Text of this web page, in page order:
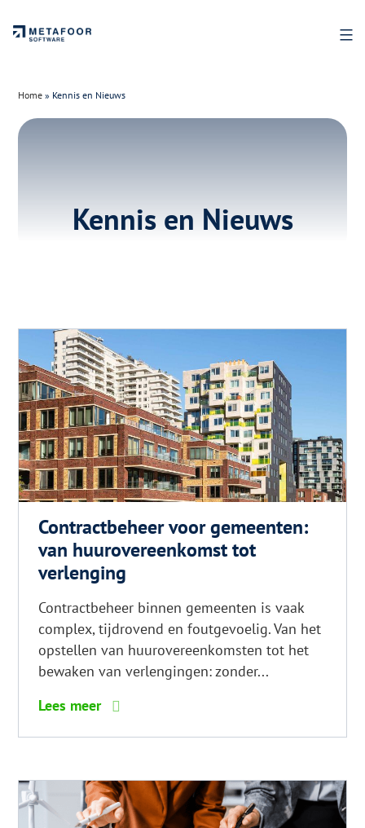
naar
Home » Kennis en Nieuws
Kennis en Nieuws
Contractbeheer voor gemeenten:
van huurovereenkomst tot
verlenging
Contractbeheer binnen gemeenten is vaak
complex, tijdrovend en foutgevoelig. Van het
opstellen van huurovereenkomsten tot het
bewaken van verlengingen: zonder...
Lees meer 6
haar